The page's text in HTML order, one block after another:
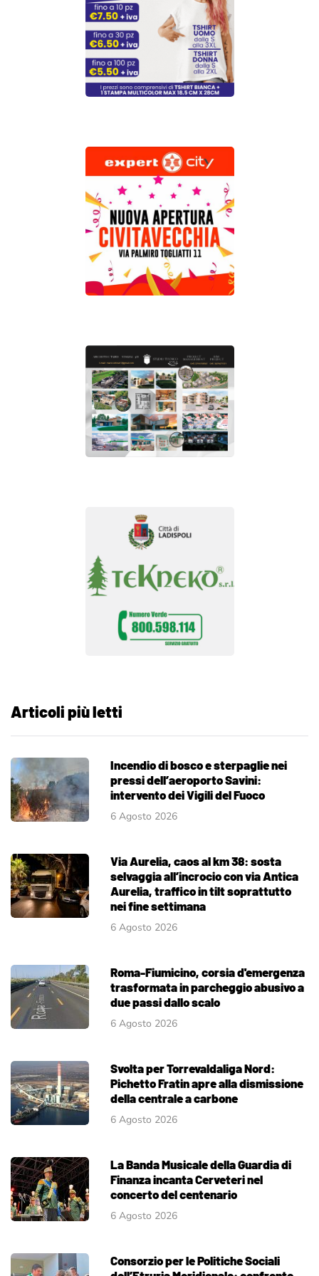
Articoli più letti
Incendio di bosco e sterpaglie nei
pressi dell’aeroporto Savini:
intervento dei Vigili del Fuoco
6 Agosto 2026
Via Aurelia, caos al km 38: sosta
selvaggia all’incrocio con via Antica
Aurelia, traffico in tilt soprattutto
nei fine settimana
6 Agosto 2026
Roma-Fiumicino, corsia d'emergenza
trasformata in parcheggio abusivo a
due passi dallo scalo
6 Agosto 2026
Svolta per Torrevaldaliga Nord:
Pichetto Fratin apre alla dismissione
della centrale a carbone
6 Agosto 2026
La Banda Musicale della Guardia di
Finanza incanta Cerveteri nel
concerto del centenario
6 Agosto 2026
Consorzio per le Politiche Sociali